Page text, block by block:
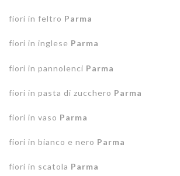
fiori in feltro Parma
fiori in inglese Parma
fiori in pannolenci Parma
fiori in pasta di zucchero Parma
fiori in vaso Parma
fiori in bianco e nero Parma
fiori in scatola Parma